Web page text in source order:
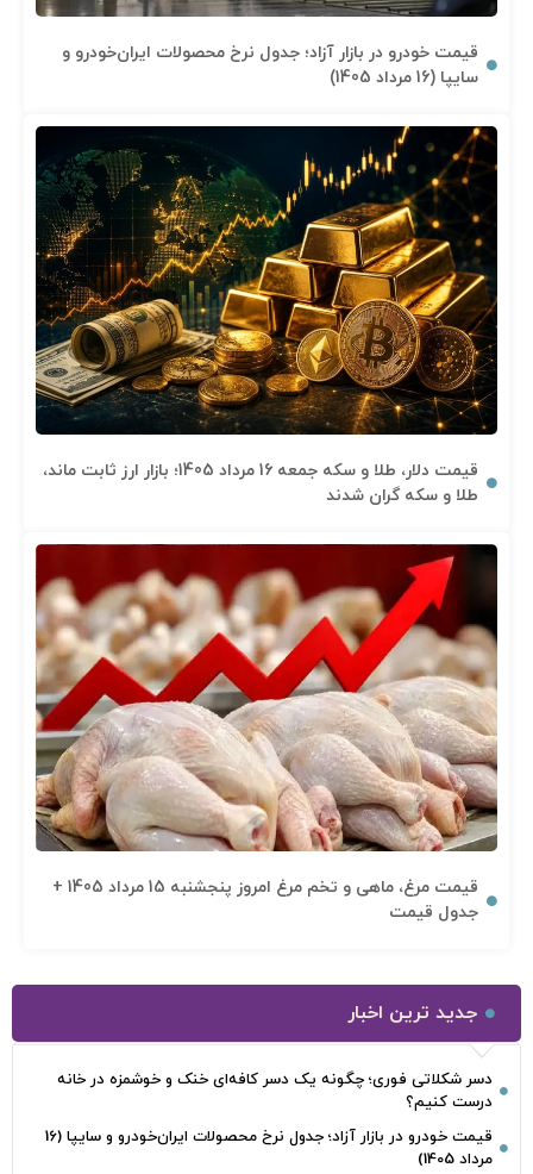
قیمت خودرو در بازار آزاد؛ جدول نرخ محصولات ایران‌خودرو و
سایپا (16 مرداد 1405)
قیمت دلار، طلا و سکه جمعه 16 مرداد 1405؛ بازار ارز ثابت ماند،
طلا و سکه گران شدند
قیمت مرغ، ماهی و تخم مرغ امروز پنجشنبه 15 مرداد 1405 +
جدول قیمت
جدید ترین اخبار
دسر شکلاتی فوری؛ چگونه یک دسر کافه‌ای خنک و خوشمزه در خانه
درست کنیم؟
قیمت خودرو در بازار آزاد؛ جدول نرخ محصولات ایران‌خودرو و سایپا (16
مرداد 1405)